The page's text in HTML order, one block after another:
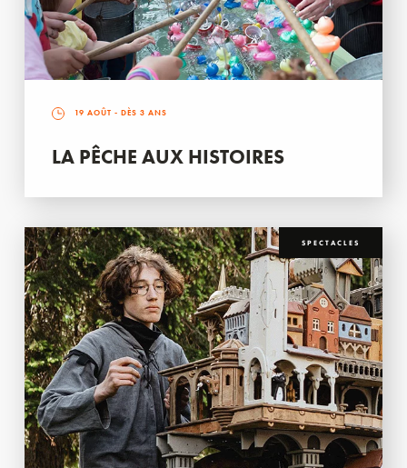
19 AOÛT - DÈS 3 ANS
LA PÊCHE AUX HISTOIRES
SPECTACLES